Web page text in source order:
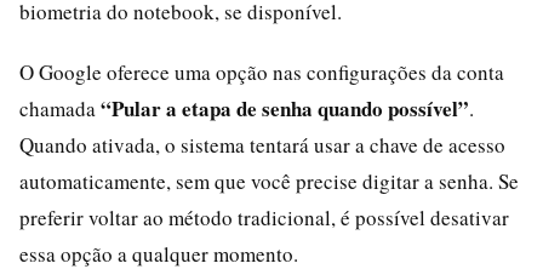
biometria do notebook, se disponível.
O Google oferece uma opção nas configurações da conta
chamada “Pular a etapa de senha quando possível”.
Quando ativada, o sistema tentará usar a chave de acesso
automaticamente, sem que você precise digitar a senha. Se
preferir voltar ao método tradicional, é possível desativar
essa opção a qualquer momento.